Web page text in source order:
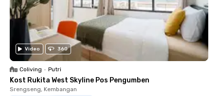
Video 360
Coliving • Putri
Kost Rukita West Skyline Pos Pengumben
Srengseng, Kembangan